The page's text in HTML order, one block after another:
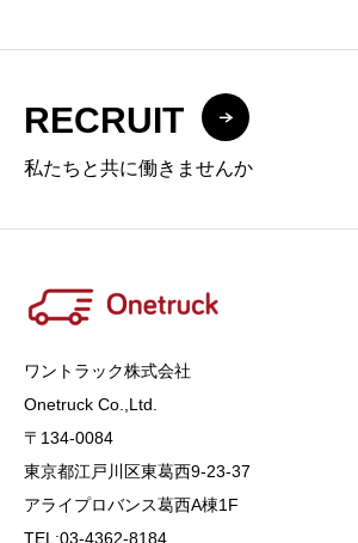
RECRUIT
私たちと共に働きませんか
ワントラック株式会社
Onetruck Co.,Ltd​​​.
〒134-0084
東京都江戸川区東葛西9-23-37
アライプロバンス葛西A棟1F
TEL:03-4362-8184